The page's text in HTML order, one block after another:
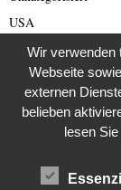
USA
Venus
Verbraucherschutz
Verlassene Orte
Versteinerungen
Wir verwenden
Webseite
externen
belieben
lesen